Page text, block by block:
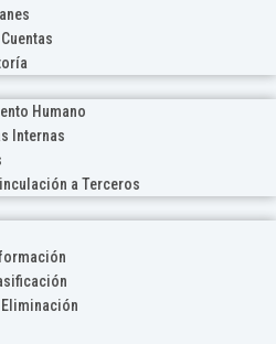
Humano
Internas
a Terceros
Eliminación